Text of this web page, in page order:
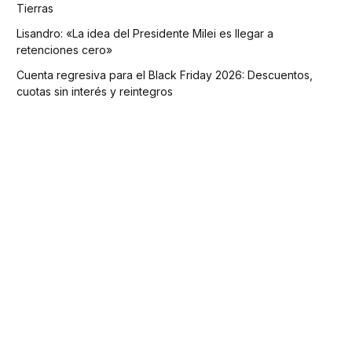
Tierras
Lisandro: «La idea del Presidente Milei es llegar a
retenciones cero»
Cuenta regresiva para el Black Friday 2026: Descuentos,
cuotas sin interés y reintegros